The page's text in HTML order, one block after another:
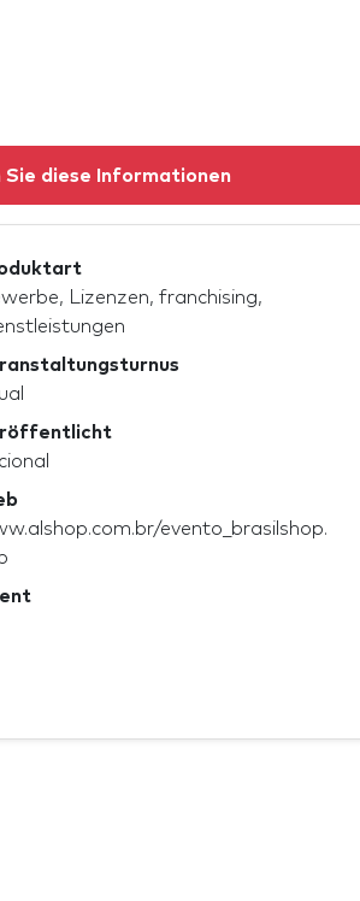
Sie diese Informationen
Lizenzen, franchising,
evento_brasilshop.